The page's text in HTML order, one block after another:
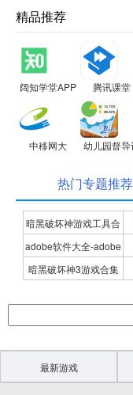
精品推荐
阔知学堂APP 腾讯课堂
中移网大 幼儿园督导
热门专题推荐
暗黑破坏神游戏工具合
集
adobe软件大全-adobe
全系列软件下载-adobe
暗黑破坏神3游戏合集
最新游戏